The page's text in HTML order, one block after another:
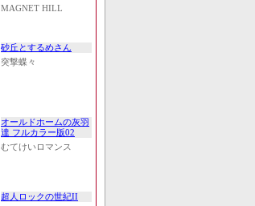
MAGNET HILL
砂丘とするめさん
突撃蝶々
オールドホームの灰羽
達 フルカラー版02
むてけいロマンス
超人ロックの世紀II